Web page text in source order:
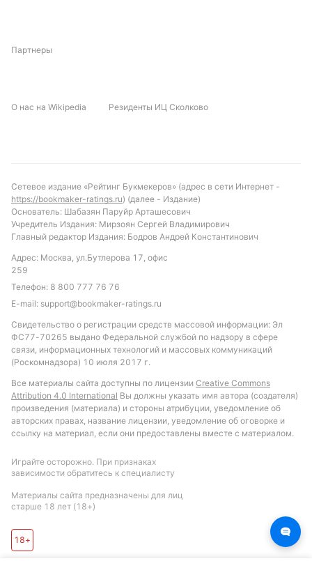
Партнеры
О нас на Wikipedia Резиденты ИЦ Сколково
Сетевое издание «Рейтинг Букмекеров» (адрес в сети Интернет -
https://bookmaker-ratings.ru) (далее - Издание)
Основатель: Шабазян Паруйр Арташесович
Учредитель Издания: Мирзоян Сергей Владимирович
Главный редактор Издания: Бодров Андрей Константинович
Адрес: Москва, ул.Бутлерова 17, офис
259
Телефон: 8 800 777 76 76
E-mail: support@bookmaker-ratings.ru
Свидетельство о регистрации средств массовой информации: Эл
ФС77-70265 выдано Федеральной службой по надзору в сфере
связи, информационных технологий и массовых коммуникаций
(Роскомнадзора) 10 июля 2017 г.
Все материалы сайта доступны по лицензии Creative Commons
Attribution 4.0 International Вы должны указать имя автора (создателя)
произведения (материала) и стороны атрибуции, уведомление об
авторских правах, название лицензии, уведомление об оговорке и
ссылку на материал, если они предоставлены вместе с материалом.
Играйте осторожно. При признаках
зависимости обратитесь к специалисту
Материалы сайта предназначены для лиц
старше 18 лет (18+)
18+